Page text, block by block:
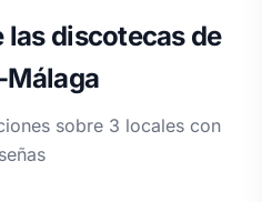
discotecas de
sobre 3 locales con